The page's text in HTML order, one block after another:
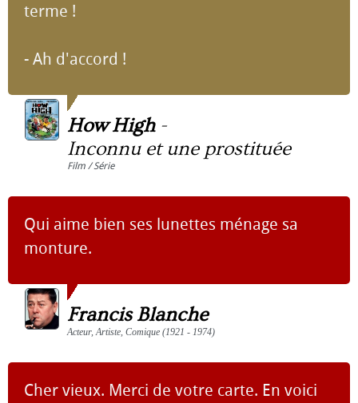
terme !
- Ah d'accord !
How High-
Inconnu et une prostituée
Film / Série
Qui aime bien ses lunettes ménage sa
monture.
Francis Blanche
Acteur, Artiste, Comique (1921 - 1974)
Cher vieux. Merci de votre carte. En voici